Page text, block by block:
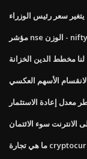
يتغير سعر رئيس الوزراء
لنا مخطط الدين الخزانة
لانقسام الأسهم العكسي
معدل إعادة الاستثمار
الانترنت سوء الائتمان